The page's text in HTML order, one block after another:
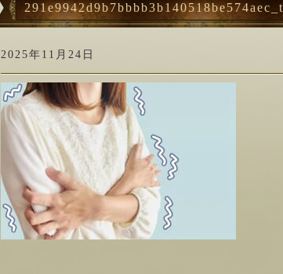
291e9942d9b7bbbb3b140518be574aec_t
2025年11月24日